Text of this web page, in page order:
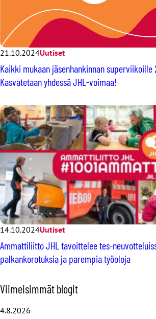
21.10.2024Uutiset
Kaikki mukaan jäsenhankinnan superviikoille
Kasvatetaan yhdessä JHL-voimaa!
14.10.2024Uutiset
Ammattiliitto JHL tavoittelee tes-
palkankorotuksia ja parempia työoloja
O
h
Viimeisimmät blogit
4.8.2026